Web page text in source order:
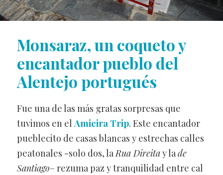
Monsaraz, un coqueto y
encantador pueblo del
Alentejo portugués
Fue una de las más gratas sorpresas que
tuvimos en elAmieira Trip. Este encantador
pueblecito de casas blancas y estrechas calles
peatonales -solo dos, laRua Direitay lade
Santiago– rezuma paz y tranquilidad entre cal